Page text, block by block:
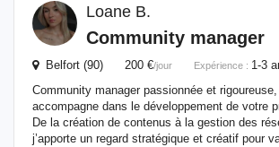
Loane B.
Community manager
Belfort (90) 200 €/jour Expérience : 1-3
Community manager passionnée et
accompagne dans le développement de votre
De la création de contenus à la gestion des
j’apporte un regard stratégique et créatif pour